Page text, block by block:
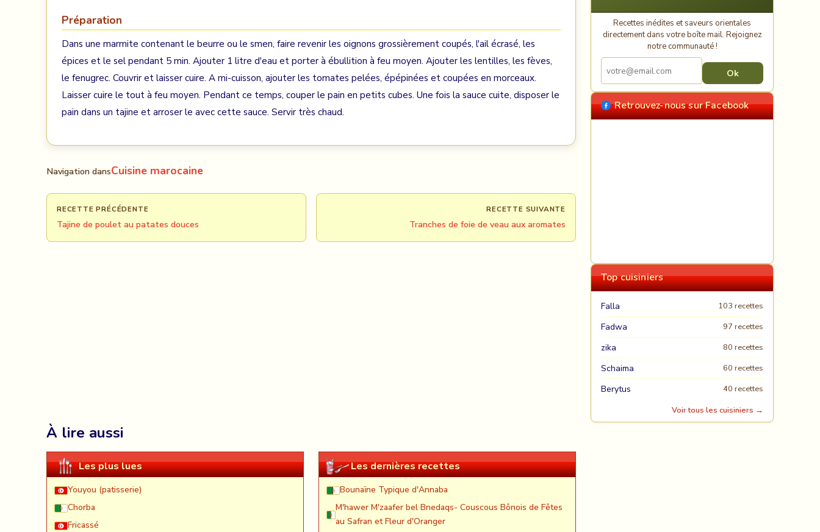
Préparation
Dans une marmite contenant le beurre ou le smen, faire revenir les oignons grossièrement coupés, l'ail écrasé, les
épices et le sel pendant 5 min. Ajouter 1 litre d'eau et porter à ébullition à feu moyen. Ajouter les lentilles, les fèves,
le fenugrec. Couvrir et laisser cuire. A mi-cuisson, ajouter les tomates pelées, épépinées et coupées en morceaux.
Laisser cuire le tout à feu moyen. Pendant ce temps, couper le pain en petits cubes. Une fois la sauce cuite, disposer le
pain dans un tajine et arroser le avec cette sauce. Servir très chaud.
Navigation dansCuisine marocaine
RECETTE PRÉCÉDENTE
Tajine de poulet au patates douces
RECETTE SUIVANTE
Tranches de foie de veau aux aromates
À lire aussi
Les plus lues
Youyou (patisserie)
Chorba
Fricassé
Les dernières recettes
Bounaïne Typique d'Annaba
M'hawer M'zaafer bel Bnedaqs- Couscous Bônois de Fêtes
au Safran et Fleur d'Oranger
Recettes inédites et saveurs orientales
directement dans votre boîte mail. Rejoignez
notre communauté !
Retrouvez-nous sur Facebook
Top cuisiniers
Falla 103 recettes
Fadwa 97 recettes
zika 80 recettes
Schaima 60 recettes
Berytus
40 recettes
Voir tous les cuisiniers →